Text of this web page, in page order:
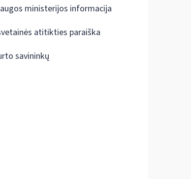
ministerijos informacija
atitikties paraiška
savininkų